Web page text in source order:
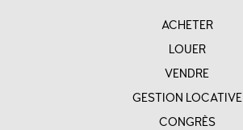
ACHETER
LOUER
VENDRE
GESTION LOCATIVE
CONGRÈS